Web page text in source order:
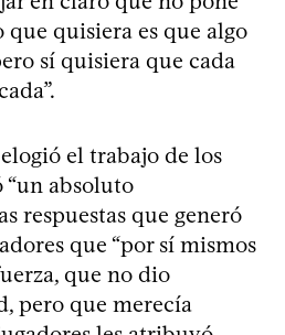
que quisiera es que algo
sí quisiera que cada
el trabajo de los
absoluto
respuestas que generó
que “por sí mismos
que no dio
pero que merecía